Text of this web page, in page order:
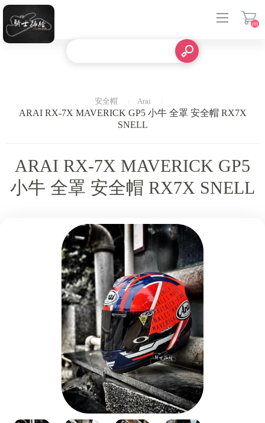
(0)
安全帽 Arai
ARAI RX-7X MAVERICK GP5 小牛 全罩 安全帽 RX7X
SNELL
ARAI RX-7X MAVERICK GP5
小牛 全罩 安全帽 RX7X SNELL